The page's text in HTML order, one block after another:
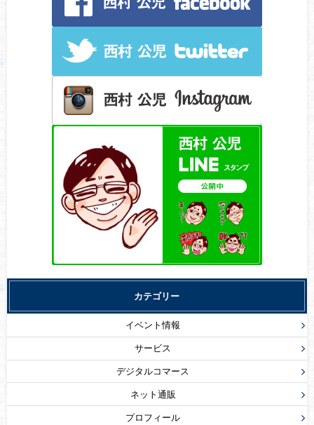
カテゴリー
イベント情報
サービス
デジタルコマース
ネット通販
プロフィール